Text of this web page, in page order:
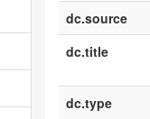
dc.source
dc.title
dc.type